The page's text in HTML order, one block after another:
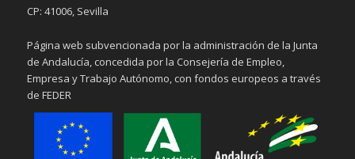
CP: 41006, Sevilla
Página web subvencionada por la administración de la Junta
de Andalucía, concedida por la Consejería de Empleo,
Empresa y Trabajo Autónomo, con fondos europeos a través
de FEDER